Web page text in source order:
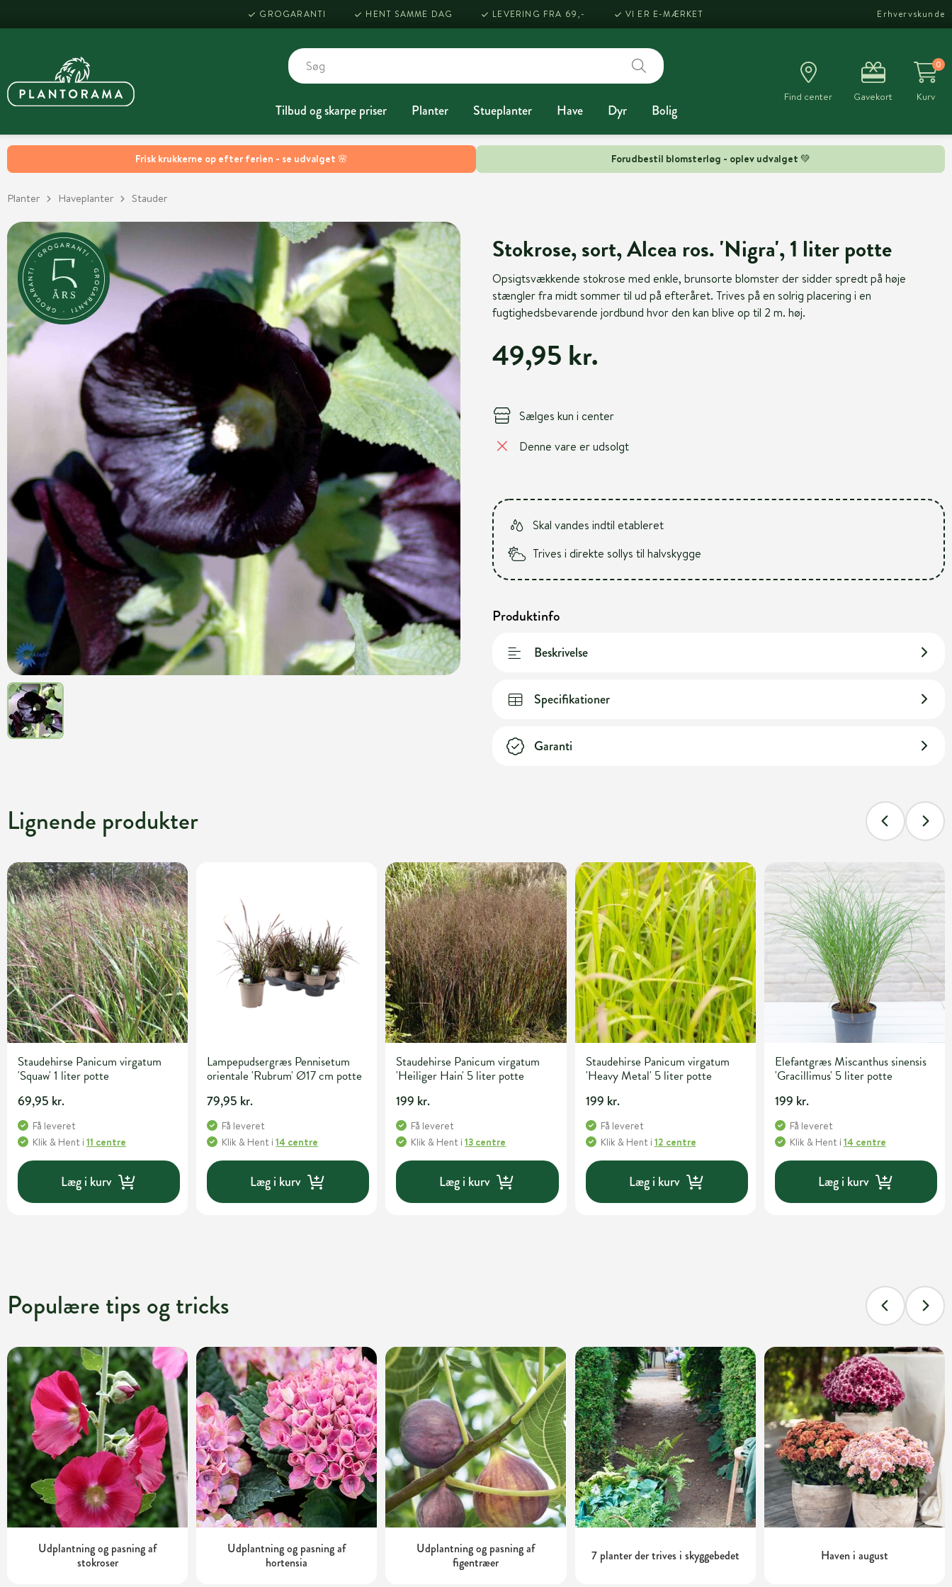
Frisk krukkerne op efter ferien - se udvalget 🌸 Forudbestil blomsterløg - oplev udvalget 💚
GROGARANTI HENT SAMME DAG LEVERING FRA 69,- VI ER E-MÆRKET Erhvervskunde
Tilbud og skarpe priser Planter Stueplanter Have Dyr Bolig
Find center Gavekort
0
Kurv
Planter Haveplanter Stauder
Stokrose, sort, Alcea ros. 'Nigra', 1 liter potte
Opsigtsvækkende stokrose med enkle, brunsorte blomster der sidder spredt på høje
stængler fra midt sommer til ud på efteråret. Trives på en solrig placering i en
fugtighedsbevarende jordbund hvor den kan blive op til 2 m. høj.
49,95 kr.
Sælges kun i center
Denne vare er udsolgt
Skal vandes indtil etableret
Trives i direkte sollys til halvskygge
Produktinfo
Beskrivelse
Specifikationer
Garanti
Lignende produkter
Staudehirse Panicum virgatum
'Squaw' 1 liter potte
69,95 kr.
Få leveret
Klik & Hent i 11 centre
Læg i kurv
Lampepudsergræs Pennisetum
orientale 'Rubrum' Ø17 cm potte
79,95 kr.
Få leveret
Klik & Hent i14 centre
Læg i kurv
Staudehirse Panicum virgatum
'Heiliger Hain' 5 liter potte
199 kr.
Få leveret
Klik & Hent i13 centre
Læg i kurv
Staudehirse Panicum virgatum
'Heavy Metal' 5 liter potte
199 kr.
Få leveret
Klik & Hent i 12 centre
Læg i kurv
Elefantgræs Miscanthus sinensis
'Gracillimus' 5 liter potte
199 kr.
Få leveret
Klik & Hent i 14 centre
Læg i kurv
Populære tips og tricks
Udplantning og pasning af
stokroser
Udplantning og pasning af
hortensia
Udplantning og pasning af
figentræer
7 planter der trives i skyggebedet Haven i august